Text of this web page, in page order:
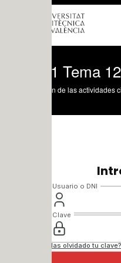
Tema 12
de las actividades científicas,